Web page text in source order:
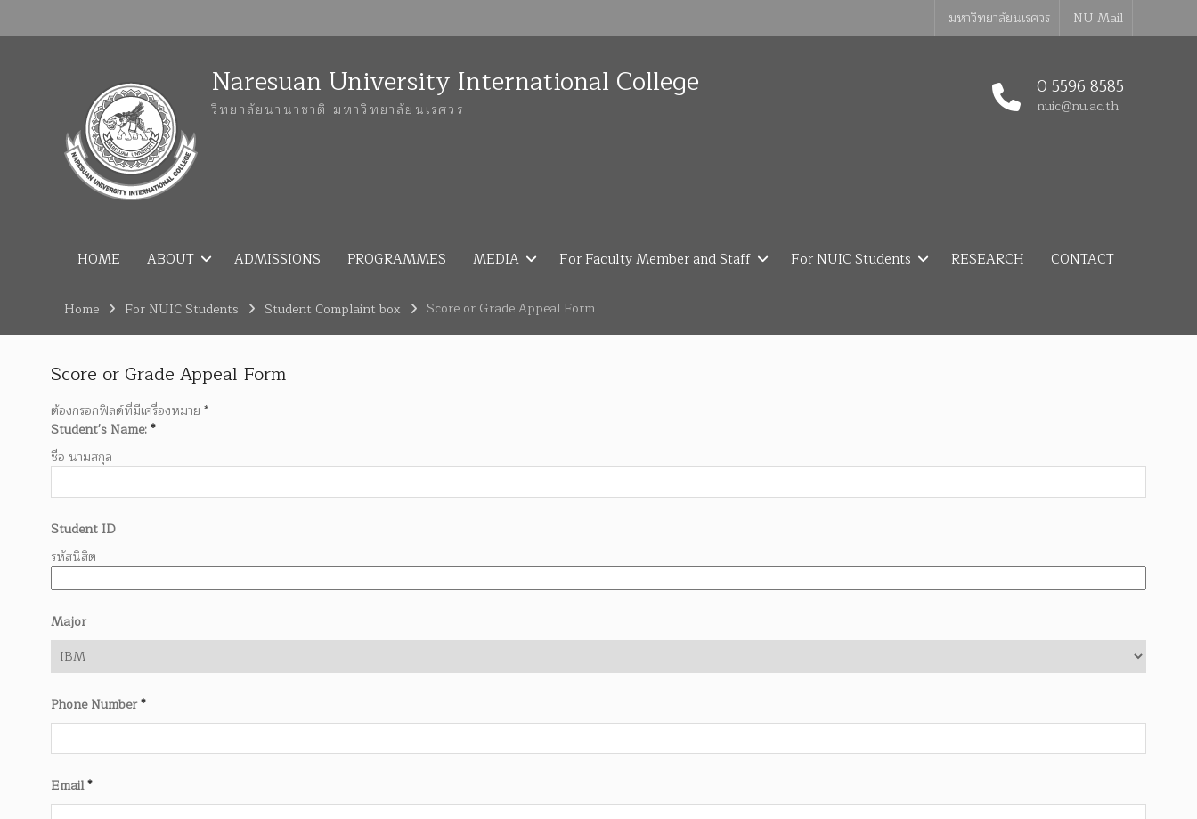
มหาวิทยาลัยนเรศวร NU Mail
Naresuan University International College
วิทยาลัยนานาชาติ มหาวิทยาลัยนเรศวร
0 5596 8585
nuic@nu.ac.th
HOME ABOUT ADMISSIONS PROGRAMMES MEDIA For Faculty Member and Staff For NUIC Students RESEARCH CONTACT
Home For NUIC Students Student Complaint box Score or Grade Appeal Form
Score or Grade Appeal Form
ต้องกรอกฟิลด์ที่มีเครื่องหมาย *
Student's Name:*
ชื่อ นามสกุล
Student ID
รหัสนิสิต
Major
Phone Number*
Email*